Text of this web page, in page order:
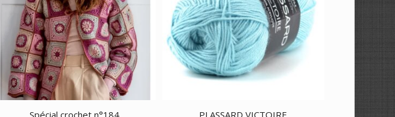
Spécial crochet n°184
PLASSARD VICTOIRE